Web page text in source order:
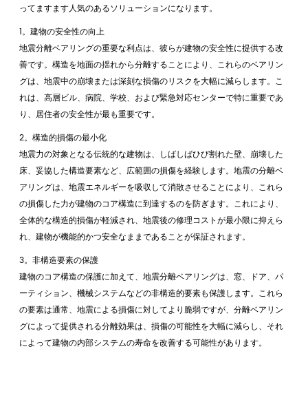
ってますます人気のあるソリューションになります。
1。建物の安全性の向上
地震分離ベアリングの重要な利点は、彼らが建物の安全性に提供する改
善です。構造を地面の揺れから分離することにより、これらのベアリン
グは、地震中の崩壊または深刻な損傷のリスクを大幅に減らします。こ
れは、高層ビル、病院、学校、および緊急対応センターで特に重要であ
り、居住者の安全性が最も重要です。
2。構造的損傷の最小化
地震力の対象となる伝統的な建物は、しばしばひび割れた壁、崩壊した
床、妥協した構造要素など、広範囲の損傷を経験します。地震の分離ベ
アリングは、地震エネルギーを吸収して消散させることにより、これら
の損傷した力が建物のコア構造に到達するのを防ぎます。これにより、
全体的な構造的損傷が軽減され、地震後の修理コストが最小限に抑えら
れ、建物が機能的かつ安全なままであることが保証されます。
3。非構造要素の保護
建物のコア構造の保護に加えて、地震分離ベアリングは、窓、ドア、パ
ーティション、機械システムなどの非構造的要素も保護します。これら
の要素は通常、地震による損傷に対してより脆弱ですが、分離ベアリン
グによって提供される分離効果は、損傷の可能性を大幅に減らし、それ
によって建物の内部システムの寿命を改善する可能性があります。